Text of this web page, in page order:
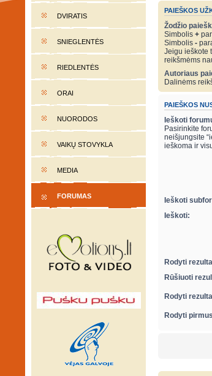
DVIRATIS
SNIEGLENTĖS
RIEDLENTĖS
ORAI
NUORODOS
VAIKŲ STOVYKLA
MEDIA
FORUMAS
PAIEŠKOS
Žodžio
Simbolis +
Simbolis -
Jeigu ieškote
reikšmėms
Autoriaus
Dalinėms
PAIEŠKOS
Ieškoti
Pasirinkite
neišjungsite “ieškoti subforumuose“ parametro apačioje, automatiškai bus
ieškoma ir
Ieškoti
Ieškoti:
Rodyti
Rūšiuoti
Rodyti
Rodyti